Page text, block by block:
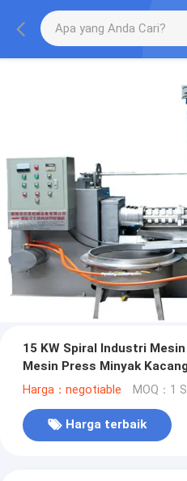
15 KW Spiral Industri
Mesin Press Minyak
Minyak
Harga：negotiable MOQ：1
Harga terbaik